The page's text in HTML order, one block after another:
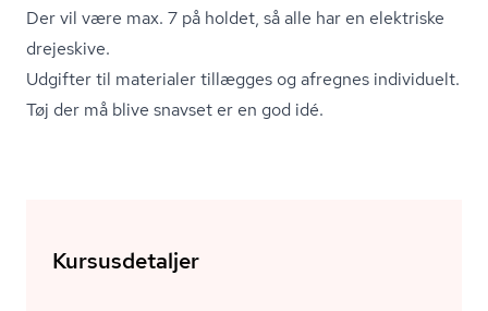
Der vil være max. 7 på holdet, så alle har en elektriske
drejeskive.
Udgifter til materialer tillægges og afregnes individuelt.
Tøj der må blive snavset er en god idé.
Kursusdetaljer